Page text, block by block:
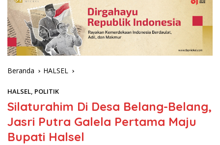
Beranda HALSEL
HALSEL, POLITIK
Silaturahim Di Desa Belang-Belang,
Jasri Putra Galela Pertama Maju
Bupati Halsel